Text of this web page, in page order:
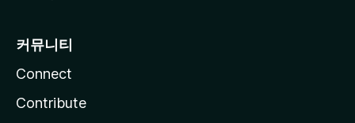
커뮤니티
Connect
Contribute